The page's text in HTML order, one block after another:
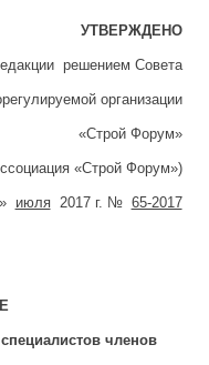
УТВЕРЖДЕНО
решением Совета
организации
«Строй Форум»
«Строй Форум»)
июля2017 г. № 65-2017
членов